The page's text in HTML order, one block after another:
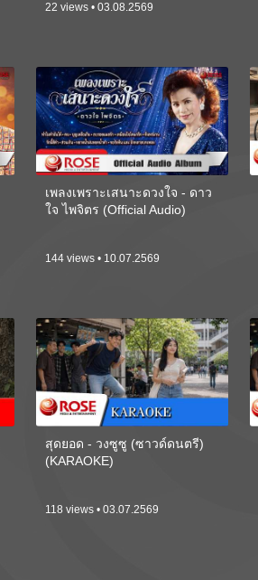
22 views • 03.08.2569
เพลงเพราะเสนาะดวงใจ - ดาว
ใจ ไพจิตร (Official Audio)
144 views • 10.07.2569
สุดยอด - วงซูซู (ซาวด์ดนตรี)
(KARAOKE)
118 views • 03.07.2569